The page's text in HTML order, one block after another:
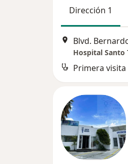
Dirección 1
Hospital Santo
Primera